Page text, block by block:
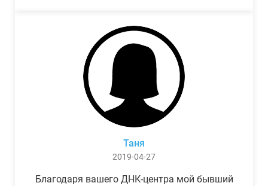
Таня
2019-04-27
Благодаря вашего ДНК-центра мой бывший